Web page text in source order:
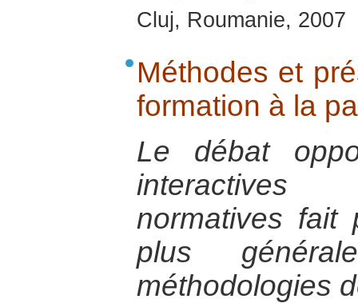
Cluj, Roumanie, 2007
Méthodes et
formation à la
Le débat
normatives fait
plus
méthodologies